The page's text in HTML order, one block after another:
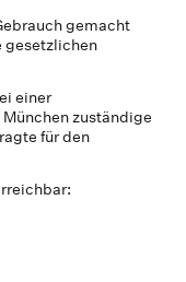
gemacht
gesetzlichen
einer
zuständige
für den